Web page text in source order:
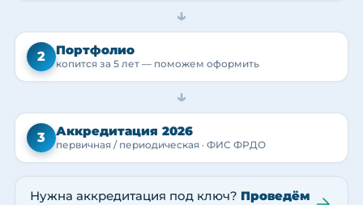
→
2 Портфолио
копится за 5 лет — поможем оформить
→
3 Аккредитация 2026
первичная / периодическая · ФИС ФРДО
Нужна аккредитация под ключ? Проведём